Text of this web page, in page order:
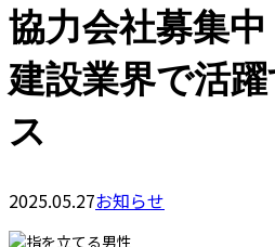
協力会社募集
建設業界で活
ス
2025.05.27お知らせ